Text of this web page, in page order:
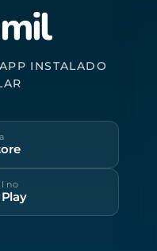
INSTALADO
no